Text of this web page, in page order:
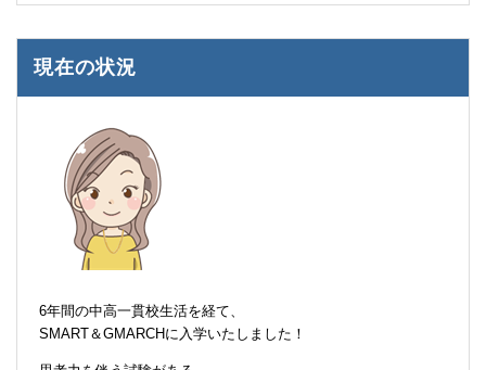
現在の状況
6年間の中高一貫校生活を経て、
SMART＆GMARCHに入学いたしました！